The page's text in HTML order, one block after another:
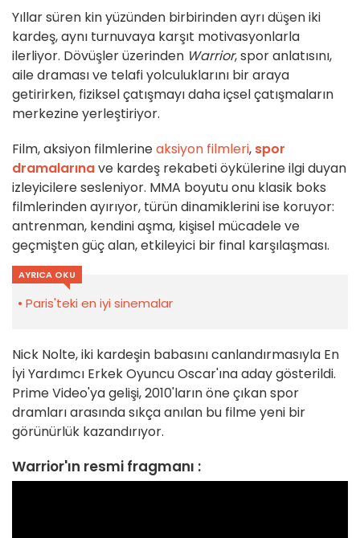
Yıllar süren kin yüzünden birbirinden ayrı düşen iki
kardeş, aynı turnuvaya karşıt motivasyonlarla
ilerliyor. Dövüşler üzerinden Warrior, spor anlatısını,
aile draması ve telafi yolculuklarını bir araya
getirirken, fiziksel çatışmayı daha içsel çatışmaların
merkezine yerleştiriyor.
Film, aksiyon filmlerineaksiyon filmleri, spor
dramalarınave kardeş rekabeti öykülerine ilgi duyan
izleyicilere sesleniyor. MMA boyutu onu klasik boks
filmlerinden ayırıyor, türün dinamiklerini ise koruyor:
antrenman, kendini aşma, kişisel mücadele ve
geçmişten güç alan, etkileyici bir final karşılaşması.
AYRICA OKU
Paris'teki en iyi sinemalar
Nick Nolte, iki kardeşin babasını canlandırmasıyla En
İyi Yardımcı Erkek Oyuncu Oscar'ına aday gösterildi.
Prime Video'ya gelişi, 2010'ların öne çıkan spor
dramları arasında sıkça anılan bu filme yeni bir
görünürlük kazandırıyor.
Warrior'ın resmi fragmanı :